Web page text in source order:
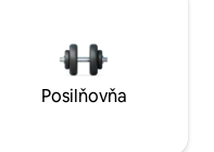
Posilňovňa